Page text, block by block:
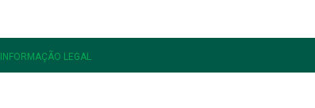
INFORMAÇÃO LEGAL